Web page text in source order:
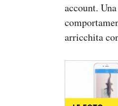
account.
arricchita